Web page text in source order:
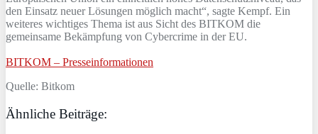
den Einsatz neuer Lösungen möglich macht“, sagte Kempf. Ein
weiteres wichtiges Thema ist aus Sicht des BITKOM die
gemeinsame Bekämpfung von Cybercrime in der EU.
BITKOM – Presseinformationen
Quelle: Bitkom
Ähnliche Beiträge: